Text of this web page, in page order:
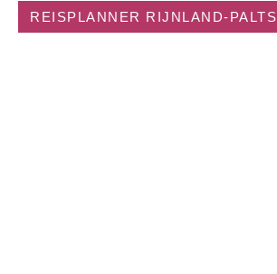
REISPLANNER RIJNLAND-PALTS